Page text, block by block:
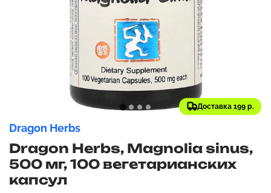
Доставка 199 р.
Dragon Herbs
Dragon Herbs, Magnolia sinus,
500 мг, 100 вегетарианских
капсул